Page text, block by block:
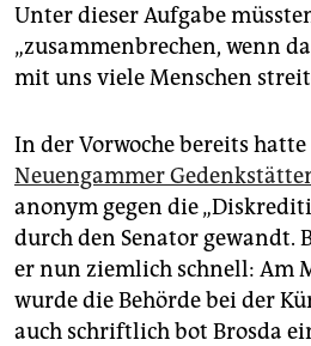
Unter dieser Aufgabe
„zusammenbrechen, wenn
mit uns viele Menschen
In der Vorwoche bereits hatte
Neuengammer
anonym gegen die
durch den Senator gewandt.
er nun ziemlich schnell: Am
wurde die Behörde bei der
auch schriftlich bot Brosda